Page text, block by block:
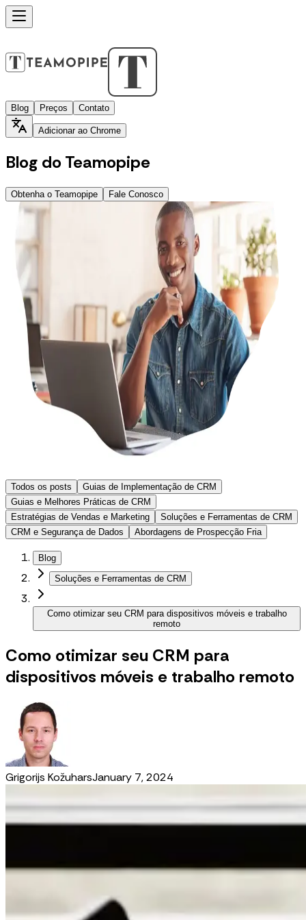
Blog Preços Contato
Adicionar ao Chrome
Blog do Teamopipe
Obtenha o Teamopipe Fale Conosco
Todos os posts
Guias de Implementação de CRM
Guias e Melhores Práticas de CRM
Estratégias de Vendas e Marketing
Soluções e Ferramentas de CRM
CRM e Segurança de Dados
Abordagens de Prospecção Fria
Blog
Soluções e Ferramentas de CRM
Como otimizar seu CRM para dispositivos móveis e trabalho
remoto
Como otimizar seu CRM para
dispositivos móveis e trabalho remoto
Grigorijs KožuharsJanuary 7, 2024